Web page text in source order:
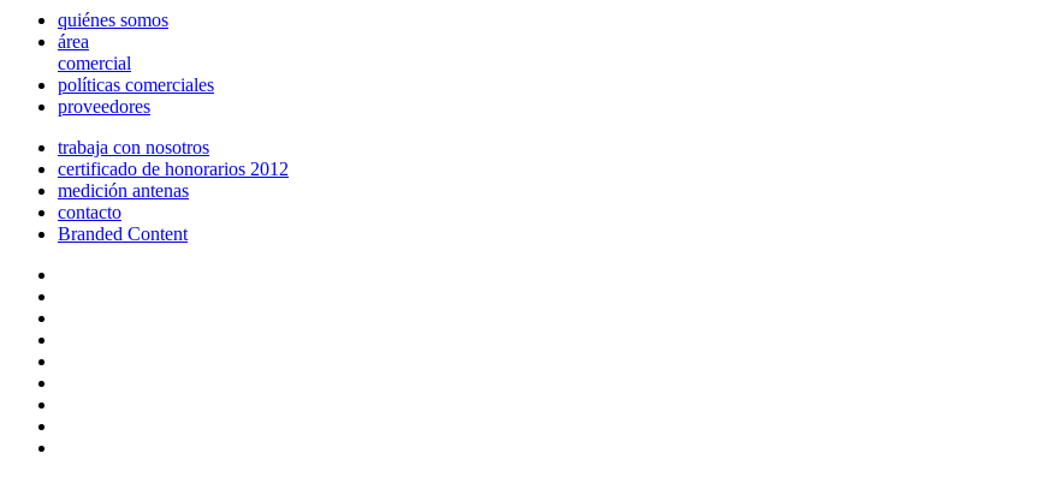
quiénes somos
área
comercial
políticas comerciales
proveedores
trabaja con nosotros
certificado de honorarios 2012
medición antenas
contacto
Branded Content